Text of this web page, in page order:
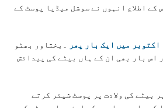
کے اطلاع انہوں نے سوشل میڈیا پوسٹ کے
اکتوبر میں ایک بار پھر
۔بختاور بھٹو
اس بار بھی ان کے ہاں بیٹے کی پیدائش
بیٹے کی ولادت پر پوسٹ شیئر کرتے